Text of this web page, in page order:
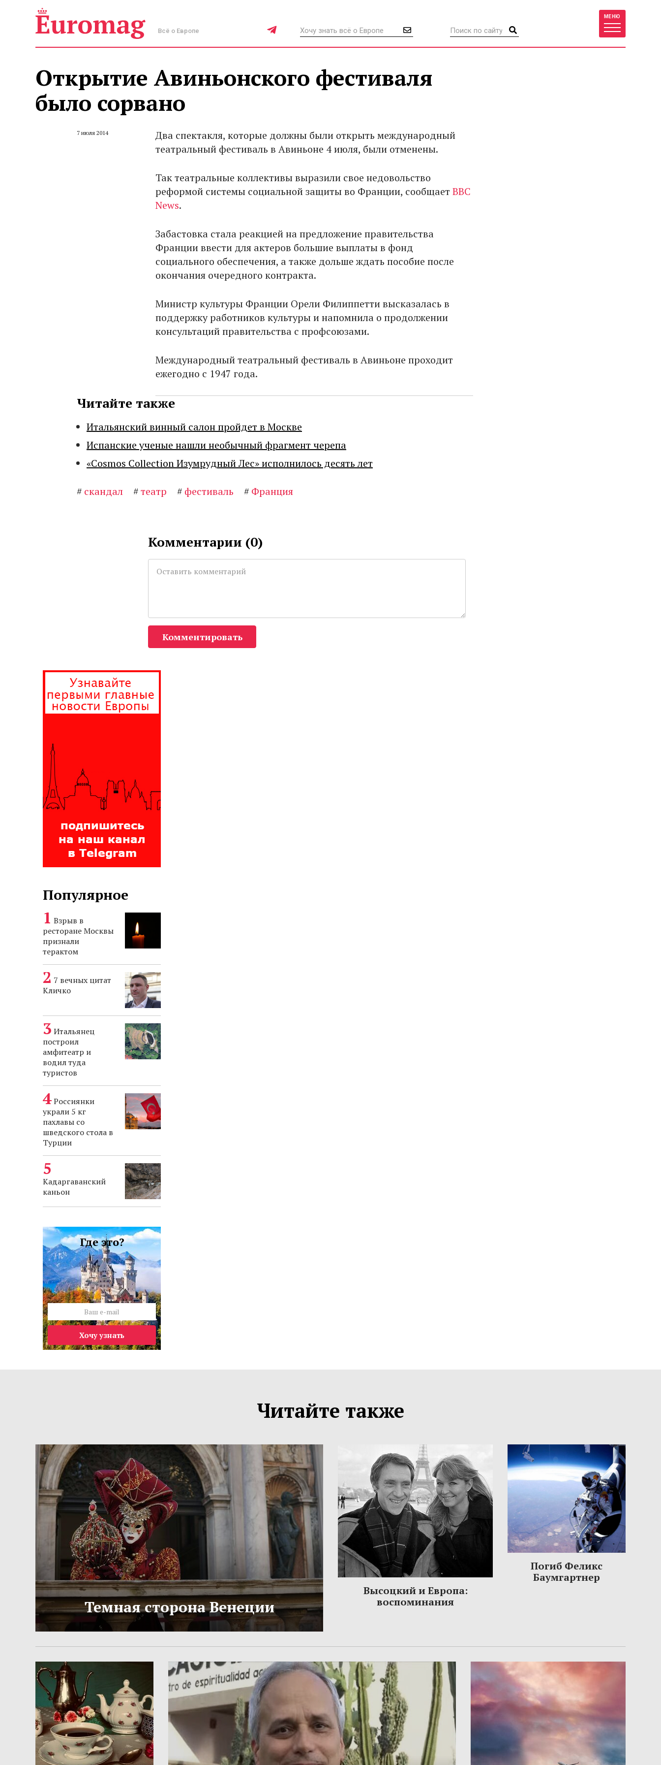
Всё о Европе
МЕНЮ
Открытие Авиньонского фестиваля
было сорвано
7 июля 2014
Два спектакля, которые должны были открыть международный
театральный фестиваль в Авиньоне 4 июля, были отменены.
Так театральные коллективы выразили свое недовольство
реформой системы социальной защиты во Франции, сообщает BBC
News.
Забастовка стала реакцией на предложение правительства
Франции ввести для актеров большие выплаты в фонд
социального обеспечения, а также дольше ждать пособие после
окончания очередного контракта.
Министр культуры Франции Орели Филиппетти высказалась в
поддержку работников культуры и напомнила о продолжении
консультаций правительства с профсоюзами.
Международный театральный фестиваль в Авиньоне проходит
ежегодно с 1947 года.
Читайте также
Итальянский винный салон пройдет в Москве
Испанские ученые нашли необычный фрагмент черепа
«Cosmos Collection Изумрудный Лес» исполнилось десять лет
# скандал #театр # фестиваль # Франция
Комментарии (0)
Комментировать
Популярное
Взрыв в
ресторане Москвы
признали
терактом
7 вечных цитат
Кличко
Итальянец
построил
амфитеатр и
водил туда
туристов
Россиянки
украли 5 кг
пахлавы со
шведского стола в
Турции
Кадаргаванский
каньон
Где это?
Хочу узнать
Читайте также
Темная сторона Венеции
Высоцкий и Европа:
воспоминания
Погиб Феликс
Баумгартнер